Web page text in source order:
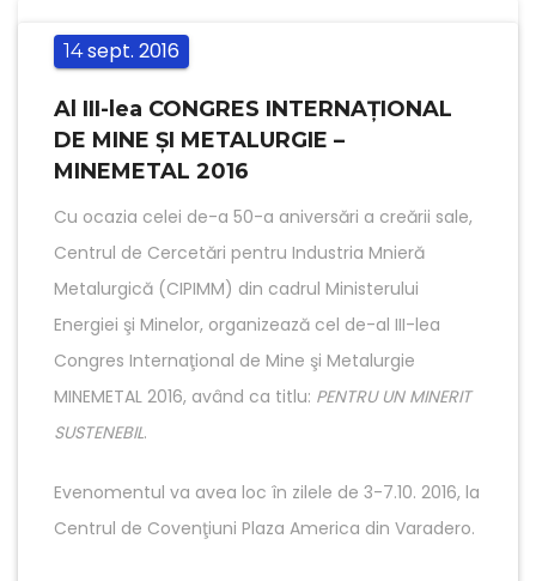
14sept. 2016
Al III-lea CONGRES INTERNAŢIONAL
DE MINE ŞI METALURGIE –
MINEMETAL 2016
Cu ocazia celei de-a 50-a aniversări a creării sale,
Centrul de Cercetări pentru Industria Mnieră
Metalurgică (CIPIMM) din cadrul Ministerului
Energiei şi Minelor, organizează cel de-al III-lea
Congres Internaţional de Mine şi Metalurgie
MINEMETAL 2016, având ca titlu: PENTRU UN MINERIT
SUSTENEBIL.
Evenomentul va avea loc în zilele de 3-7.10. 2016, la
Centrul de Covenţiuni Plaza America din Varadero.